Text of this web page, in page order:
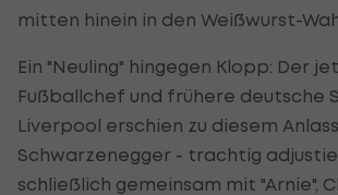
mitten hinein in den Weißwurst-
Ein "Neuling" hingegen Klopp: Der
Fußballchef und frühere deutsche
Liverpool erschien zu diesem
Schwarzenegger - trachtig
schließlich gemeinsam mit "Arnie",